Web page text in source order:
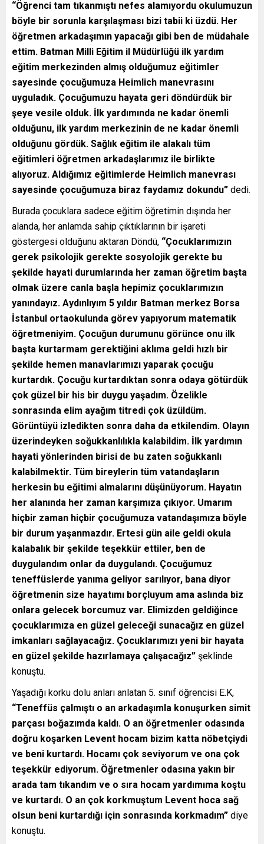
“Öğrenci tam tıkanmıştı nefes alamıyordu okulumuzun
böyle bir sorunla karşılaşması bizi tabii ki üzdü. Her
öğretmen arkadaşımın yapacağı gibi ben de müdahale
ettim. Batman Milli Eğitim il Müdürlüğü ilk yardım
eğitim merkezinden almış olduğumuz eğitimler
sayesinde çocuğumuza Heimlich manevrasını
uyguladık. Çocuğumuzu hayata geri döndürdük bir
şeye vesile olduk. İlk yardımında ne kadar önemli
olduğunu, ilk yardım merkezinin de ne kadar önemli
olduğunu gördük. Sağlık eğitim ile alakalı tüm
eğitimleri öğretmen arkadaşlarımız ile birlikte
alıyoruz. Aldığımız eğitimlerde Heimlich manevrası
sayesinde çocuğumuza biraz faydamız dokundu” dedi.
Burada çocuklara sadece eğitim öğretimin dışında her
alanda, her anlamda sahip çıktıklarının bir işareti
göstergesi olduğunu aktaran Döndü, “Çocuklarımızın
gerek psikolojik gerekte sosyolojik gerekte bu
şekilde hayati durumlarında her zaman öğretim başta
olmak üzere canla başla hepimiz çocuklarımızın
yanındayız. Aydınlıyım 5 yıldır Batman merkez Borsa
İstanbul ortaokulunda görev yapıyorum matematik
öğretmeniyim. Çocuğun durumunu görünce onu ilk
başta kurtarmam gerektiğini aklıma geldi hızlı bir
şekilde hemen manavlarımızı yaparak çocuğu
kurtardık. Çocuğu kurtardıktan sonra odaya götürdük
çok güzel bir his bir duygu yaşadım. Özelikle
sonrasında elim ayağım titredi çok üzüldüm.
Görüntüyü izledikten sonra daha da etkilendim. Olayın
üzerindeyken soğukkanlılıkla kalabildim. İlk yardımın
hayati yönlerinden birisi de bu zaten soğukkanlı
kalabilmektir. Tüm bireylerin tüm vatandaşların
herkesin bu eğitimi almalarını düşünüyorum. Hayatın
her alanında her zaman karşımıza çıkıyor. Umarım
hiçbir zaman hiçbir çocuğumuza vatandaşımıza böyle
bir durum yaşanmazdır. Ertesi gün aile geldi okula
kalabalık bir şekilde teşekkür ettiler, ben de
duygulandım onlar da duygulandı. Çocuğumuz
teneffüslerde yanıma geliyor sarılıyor, bana diyor
öğretmenin size hayatımı borçluyum ama aslında biz
onlara gelecek borcumuz var. Elimizden geldiğince
çocuklarımıza en güzel geleceği sunacağız en güzel
imkanları sağlayacağız. Çocuklarımızı yeni bir hayata
en güzel şekilde hazırlamaya çalışacağız” şeklinde
konuştu.
Yaşadığı korku dolu anları anlatan 5. sınıf öğrencisi E.K,
“Teneffüs çalmıştı o an arkadaşımla konuşurken simit
parçası boğazımda kaldı. O an öğretmenler odasında
doğru koşarken Levent hocam bizim katta nöbetçiydi
ve beni kurtardı. Hocamı çok seviyorum ve ona çok
teşekkür ediyorum. Öğretmenler odasına yakın bir
arada tam tıkandım ve o sıra hocam yardımıma koştu
ve kurtardı. O an çok korkmuştum Levent hoca sağ
olsun beni kurtardığı için sonrasında korkmadım” diye
konuştu.